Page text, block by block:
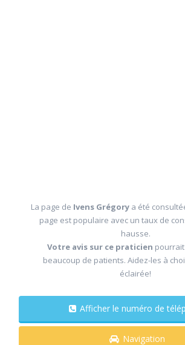
La page de Ivens Grégory a été
page est populaire avec un taux de
hausse.
Votre avis sur ce praticien
beaucoup de patients. Aidez-les à
éclairée!
Afficher le numéro de
Navigation